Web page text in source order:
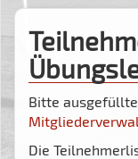
Bitte
Die